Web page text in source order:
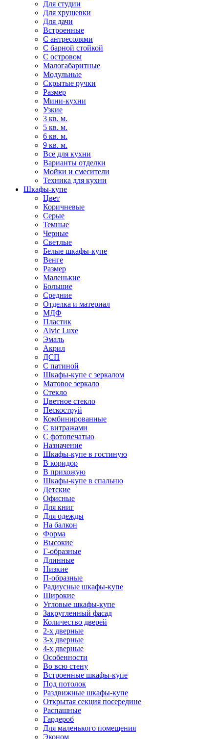
Для студии
Для хрущевки
Для дачи
Встроенные
С антресолями
С барной стойкой
С островом
Малогабаритные
Модульные
Скрытые ручки
Размер
Мини-кухни
Узкие
3 кв. м.
5 кв. м.
6 кв. м.
9 кв. м.
Все для кухни
Варианты отделки
Мойки и смесители
Техника для кухни
Шкафы-купе
Цвет
Коричневые
Серые
Темные
Черные
Светлые
Белые шкафы-купе
Венге
Размер
Маленькие
Большие
Средние
Отделка и материал
МДФ
Пластик
Alvic Luxe
Эмаль
Акрил
ДСП
С патиной
Шкафы-купе с зеркалом
Матовое зеркало
Стекло
Цветное стекло
Пескоструй
Комбинированные
С витражами
С фотопечатью
Назначение
Шкафы-купе в гостиную
В коридор
В прихожую
Шкафы-купе в спальню
Детские
Офисные
Для книг
Для одежды
На балкон
Форма
Высокие
Г-образные
Длинные
Низкие
П-образные
Радиусные шкафы-купе
Широкие
Угловые шкафы-купе
Закругленный фасад
Количество дверей
2-х дверные
3-х дверные
4-х дверные
Особенности
Во всю стену
Встроенные шкафы-купе
Под потолок
Раздвижные шкафы-купе
Открытая секция посередине
Распашные
Гардероб
Для маленького помещения
Эконом